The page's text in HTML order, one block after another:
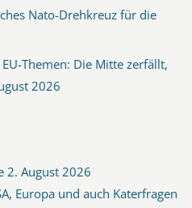
Nato-Drehkreuz für die
Themen: Die Mitte zerfällt,
2026
2. August 2026
Europa und auch Katerfragen